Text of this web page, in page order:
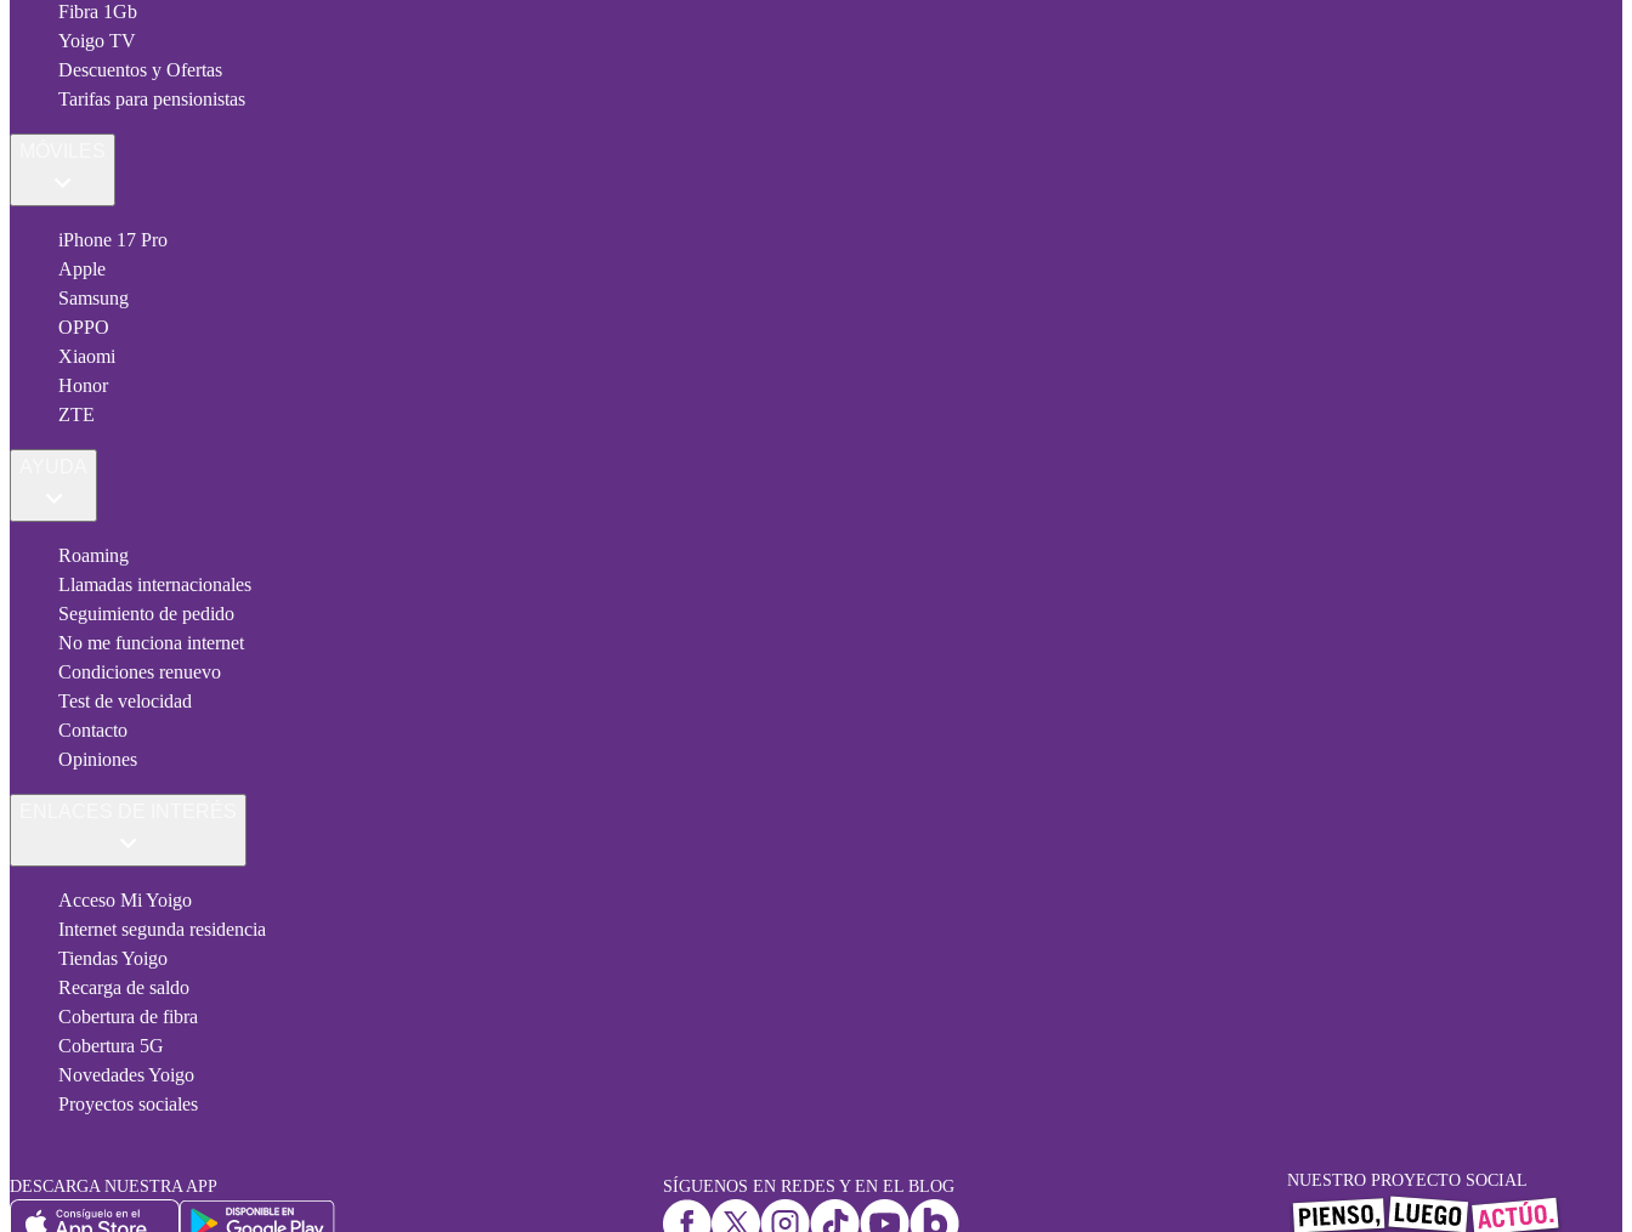
Fibra 1Gb
Yoigo TV
Descuentos y Ofertas
Tarifas para pensionistas
iPhone 17 Pro
Apple
Samsung
OPPO
Xiaomi
Honor
ZTE
Roaming
Llamadas internacionales
Seguimiento de pedido
No me funciona internet
Condiciones renuevo
Test de velocidad
Contacto
Opiniones
Acceso Mi Yoigo
Internet segunda residencia
Tiendas Yoigo
Recarga de saldo
Cobertura de fibra
Cobertura 5G
Novedades Yoigo
Proyectos sociales
DESCARGA NUESTRA APP SÍGUENOS EN REDES Y EN EL BLOG NUESTRO PROYECTO SOCIAL